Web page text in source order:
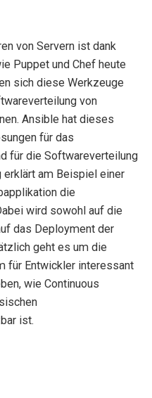
von Servern ist dank
Puppet und Chef heute
sich diese Werkzeuge
von
Ansible hat dieses
für das
für die Softwareverteilung
erklärt am Beispiel einer
die
wird sowohl auf die
das Deployment der
geht es um die
für Entwickler interessant
wie Continuous
ist.